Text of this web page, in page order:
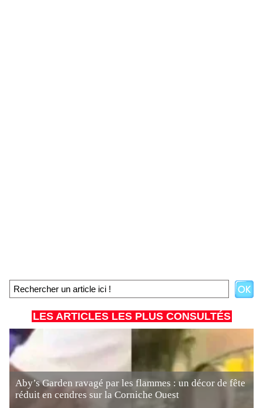
LES ARTICLES LES PLUS CONSULTÉS
Aby’s Garden ravagé par les flammes : un décor de fête
réduit en cendres sur la Corniche Ouest